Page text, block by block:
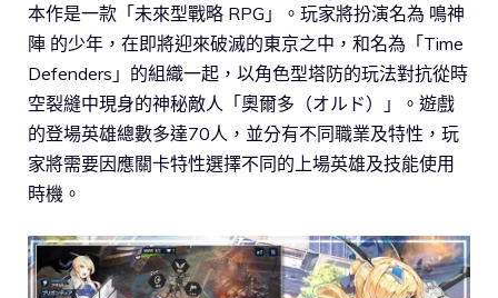
本作是一款「未來型戰略 RPG」。玩家將扮演名為 鳴神
陣 的少年，在即將迎來破滅的東京之中，和名為「Time
Defenders」的組織一起，以角色型塔防的玩法對抗從時
空裂縫中現身的神秘敵人「奧爾多（オルド）」。遊戲
的登場英雄總數多達70人，並分有不同職業及特性，玩
家將需要因應關卡特性選擇不同的上場英雄及技能使用
時機。